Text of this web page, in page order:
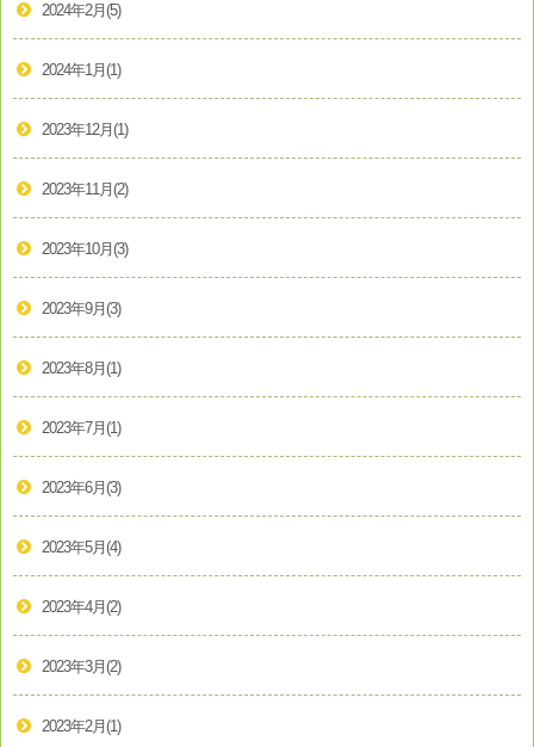
2024年2月 (5)
2024年1月 (1)
2023年12月 (1)
2023年11月 (2)
2023年10月 (3)
2023年9月 (3)
2023年8月 (1)
2023年7月 (1)
2023年6月 (3)
2023年5月 (4)
2023年4月 (2)
2023年3月 (2)
2023年2月 (1)